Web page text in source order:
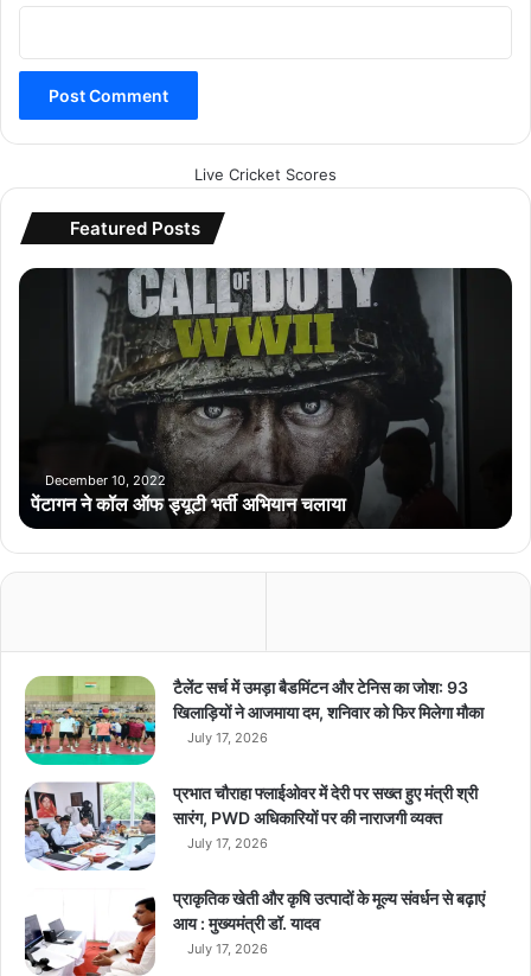
Live Cricket Scores
Featured Posts
पें
ड्यू
टी
भ
या
च
ला
या
December 10, 2022
पेंटागन ने कॉल ऑफ ड्यूटी भर्ती अभियान चलाया
टैलेंट सर्च में उमड़ा बैडमिंटन और टेनिस का जोश: 93
खिलाड़ियों ने आजमाया दम, शनिवार को फिर मिलेगा मौका
July 17, 2026
प्रभात चौराहा फ्लाईओवर में देरी पर सख्त हुए मंत्री श्री
सारंग, PWD अधिकारियों पर की नाराजगी व्यक्त
July 17, 2026
प्राकृतिक खेती और कृषि उत्पादों के मूल्य संवर्धन से बढ़ाएं
आय : मुख्यमंत्री डॉ. यादव
July 17, 2026